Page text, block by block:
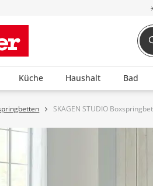
Küche Haushalt Bad
SKAGEN STUDIO